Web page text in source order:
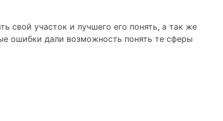
свой участок и лучшего его понять, а так же
ошибки дали возможность понять те сферы